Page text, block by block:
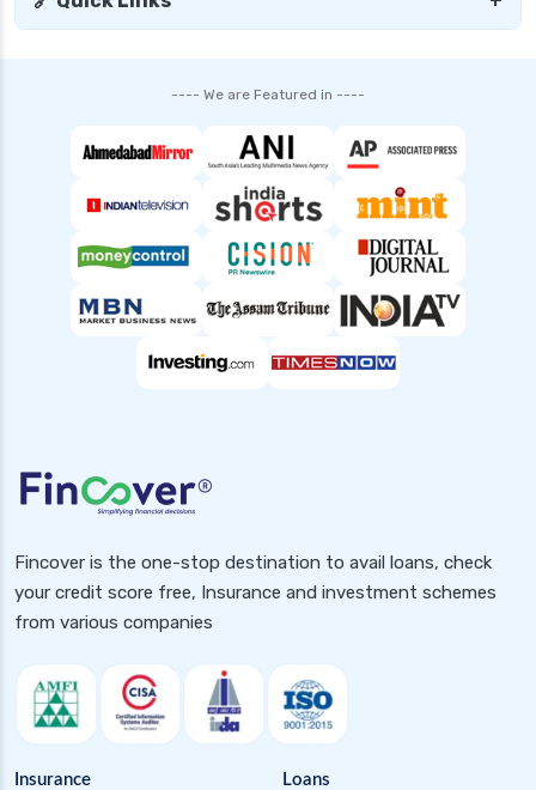
health insurance bhopal
health insurance cancellation policy
health insurance chennai
health insurance claim process
health insurance claim rejection reasons
health insurance delhi
health insurance hubli
health insurance in rajasthan
health insurance jaipur
health insurance jodhpur
---- We are Featured in ----
Fincover is the one-stop destination to avail loans, check
your credit score free, Insurance and investment schemes
from various companies
Insurance Loans